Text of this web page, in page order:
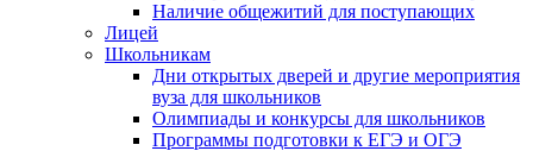
Наличие общежитий для поступающих
Лицей
Школьникам
Дни открытых дверей и другие мероприятия
вуза для школьников
Олимпиады и конкурсы для школьников
Программы подготовки к ЕГЭ и ОГЭ